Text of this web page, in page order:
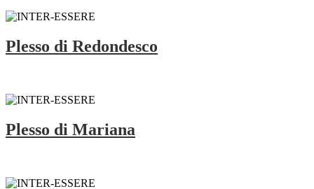
Plesso di Redondesco
Plesso di Mariana